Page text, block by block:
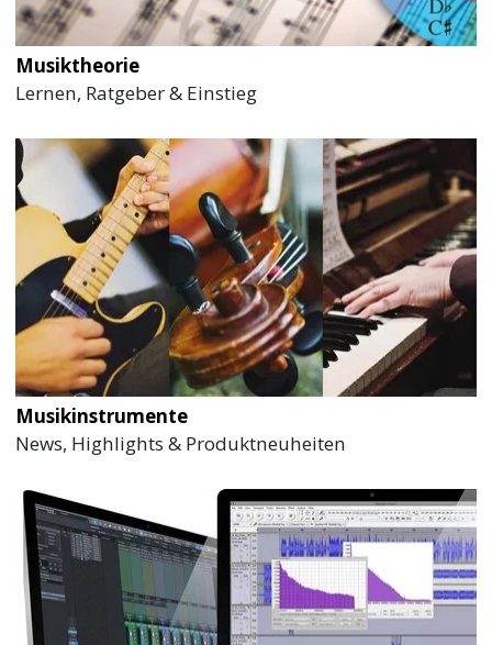
Musiktheorie
Lernen, Ratgeber & Einstieg
Musikinstrumente
News, Highlights & Produktneuheiten